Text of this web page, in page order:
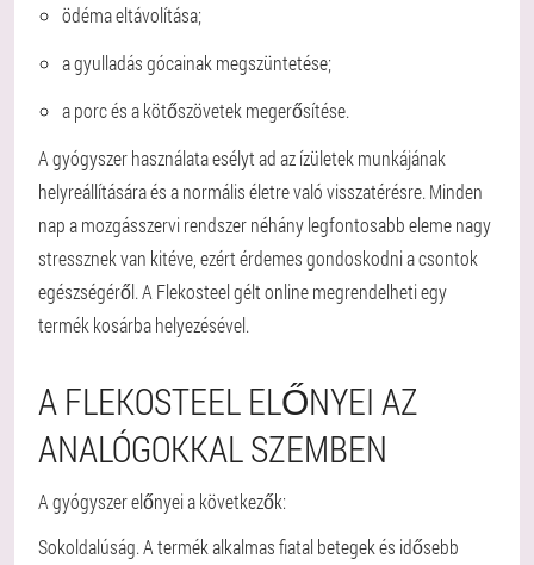
ödéma eltávolítása;
a gyulladás gócainak megszüntetése;
a porc és a kötőszövetek megerősítése.
A gyógyszer használata esélyt ad az ízületek munkájának
helyreállítására és a normális életre való visszatérésre. Minden
nap a mozgásszervi rendszer néhány legfontosabb eleme nagy
stressznek van kitéve, ezért érdemes gondoskodni a csontok
egészségéről. A Flekosteel gélt online megrendelheti egy
termék kosárba helyezésével.
A FLEKOSTEEL ELŐNYEI AZ
ANALÓGOKKAL SZEMBEN
A gyógyszer előnyei a következők:
Sokoldalúság. A termék alkalmas fiatal betegek és idősebb